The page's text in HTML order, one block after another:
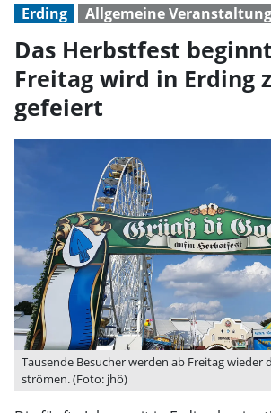
Erding Allgemeine
Das Herbstfest
Freitag wird in Erding
gefeiert
Tausende Besucher werden ab Freitag wieder
strömen. (Foto: jhö)